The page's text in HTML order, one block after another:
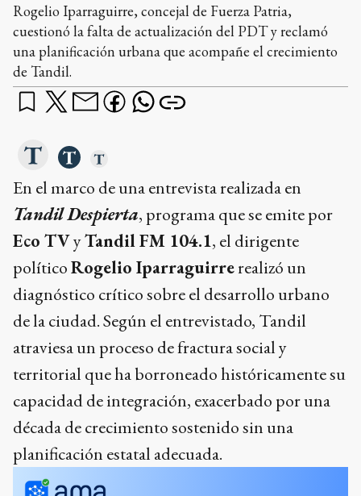
Rogelio Iparraguirre, concejal de Fuerza Patria,
cuestionó la falta de actualización del PDT y reclamó
una planificación urbana que acompañe el crecimiento
de Tandil.
En el marco de una entrevista realizada en
Tandil Despierta, programa que se emite por
Eco TVyTandil FM 104.1, el dirigente
políticoRogelio Iparraguirrerealizó un
diagnóstico crítico sobre el desarrollo urbano
de la ciudad. Según el entrevistado, Tandil
atraviesa un proceso de fractura social y
territorial que ha borroneado históricamente su
capacidad de integración, exacerbado por una
década de crecimiento sostenido sin una
planificación estatal adecuada.